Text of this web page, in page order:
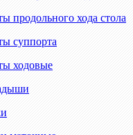
продольного хода стола
суппорта
ходовые